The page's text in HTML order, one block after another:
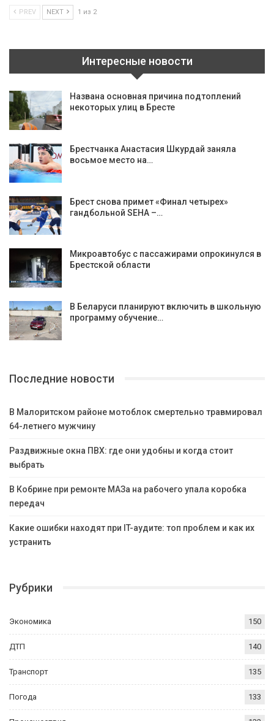
PREV NEXT 1 из 2
Интересные новости
Названа основная причина подтоплений
некоторых улиц в Бресте
Брестчанка Анастасия Шкурдай заняла
восьмое место на…
Брест снова примет «Финал четырех»
гандбольной SEHA –…
Микроавтобус с пассажирами опрокинулся в
Брестской области
В Беларуси планируют включить в школьную
программу обучение…
Последние новости
В Малоритском районе мотоблок смертельно травмировал
64-летнего мужчину
Раздвижные окна ПВХ: где они удобны и когда стоит
выбрать
В Кобрине при ремонте МАЗа на рабочего упала коробка
передач
Какие ошибки находят при IT-аудите: топ проблем и как их
устранить
Рубрики
Экономика 150
ДТП 140
Транспорт 135
Погода 133